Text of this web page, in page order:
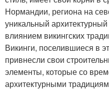
Нормандии, региона на
уникальный
влиянием викингских
Викинги, поселившиеся в
привнесли свои
элементы, которые со
архитектурными